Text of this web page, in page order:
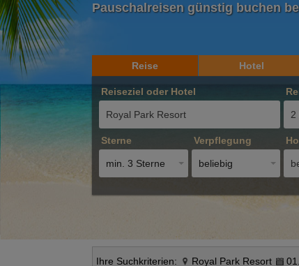
Pauschalreisen günstig buchen
Reise Hotel
Reiseziel oder Hotel
2
Sterne
min. 3 Sterne
Verpflegung
beliebig
Ihre Suchkriterien: Royal Park Resort